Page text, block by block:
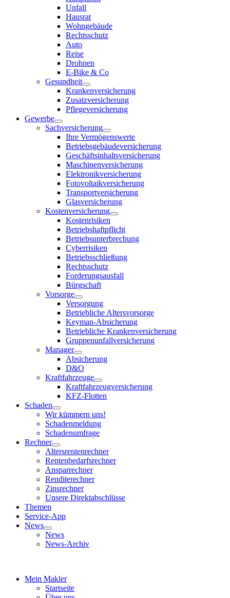
Unfall
Hausrat
Wohngebäude
Rechtsschutz
Auto
Reise
Drohnen
E-Bike & Co
Gesundheit
Krankenversicherung
Zusatzversicherung
Pflegeversicherung
Gewerbe
Sachversicherung
Ihre Vermögenswerte
Betriebsgebäudeversicherung
Geschäftsinhaltsversicherung
Maschinenversicherung
Elektronikversicherung
Fotovoltaikversicherung
Transportversicherung
Glasversicherung
Kostenversicherung
Kostenrisiken
Betriebshaftpflicht
Betriebsunterbrechung
Cyberrisiken
Betriebsschließung
Rechtsschutz
Forderungsausfall
Bürgschaft
Vorsorge
Versorgung
Betriebliche Altersvorsorge
Keyman-Absicherung
Betriebliche Krankenversicherung
Gruppenunfallversicherung
Manager
Absicherung
D&O
Kraftfahrzeuge
Kraftfahrzeugversicherung
KFZ-Flotten
Schaden
Wir kümmern uns!
Schadenmeldung
Schadenumfrage
Rechner
Altersrentenrechner
Rentenbedarfsrechner
Ansparrechner
Renditerechner
Zinsrechner
Unsere Direktabschlüsse
Themen
Service-App
News
News
News-Archiv
Mein Makler
Startseite